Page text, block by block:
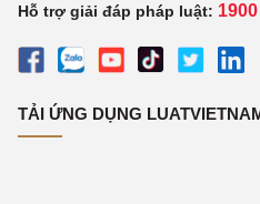
Hỗ trợ giải đáp pháp luật:
TẢI ỨNG DỤNG